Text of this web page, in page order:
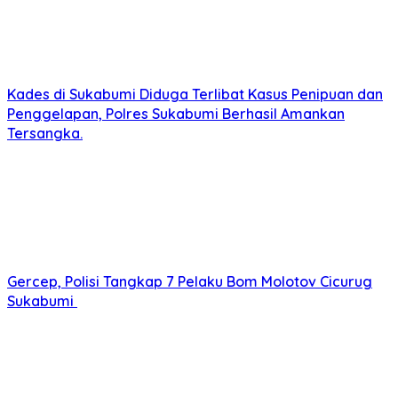
Kades di Sukabumi Diduga Terlibat Kasus Penipuan dan
Penggelapan, Polres Sukabumi Berhasil Amankan
Tersangka.
Gercep, Polisi Tangkap 7 Pelaku Bom Molotov Cicurug
Sukabumi